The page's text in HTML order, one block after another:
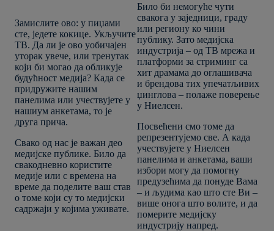
Замислите ово: у пиџами
сте, једете кокице. Укључите
ТВ. Да ли је ово уобичајен
уторак увече, или тренутак
који би могао да обликује
будућност медија? Када се
придружите нашим
панелима или учествујете у
нашиум анкетама, то је
друга прича.
Свако од нас је важан део
медијске публике. Било да
свакодневно користите
медије или с времена на
време да поделите ваш став
о томе који су то медијски
садржаји у којима уживате.
Било би немогуће чути
свакога у заједници, граду
или региону ко чини
публику. Зато медијска
индустрија – од ТВ мрежа и
платформи за стриминг са
хит драмама до оглашивача
и брендова тих упечатљивих
џинглова – полаже поверење
у Ниелсен.
Посвећени смо томе да
репрезентујемо све. А када
учествујете у Ниелсен
панелима и анкетама, ваши
избори могу да помогну
предузећима да понуде Вама
– и људима као што сте Ви –
више онога што волите, и да
померите медијску
индустрију напред.